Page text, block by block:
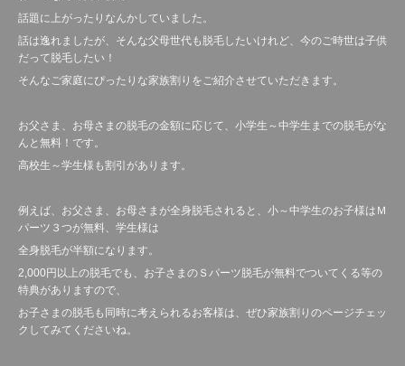
話題に上がったりなんかしていました。
話は逸れましたが、そんな父母世代も脱毛したいけれど、今のご時世は子供
だって脱毛したい！
そんなご家庭にぴったりな家族割りをご紹介させていただきます。
お父さま、お母さまの脱毛の金額に応じて、小学生～中学生までの脱毛がな
んと無料！です。
高校生～学生様も割引があります。
例えば、お父さま、お母さまが全身脱毛されると、小～中学生のお子様はＭ
パーツ３つが無料、学生様は
全身脱毛が半額になります。
2,000円以上の脱毛でも、お子さまのＳパーツ脱毛が無料でついてくる等の
特典がありますので、
お子さまの脱毛も同時に考えられるお客様は、ぜひ家族割りのページチェッ
クしてみてくださいね。